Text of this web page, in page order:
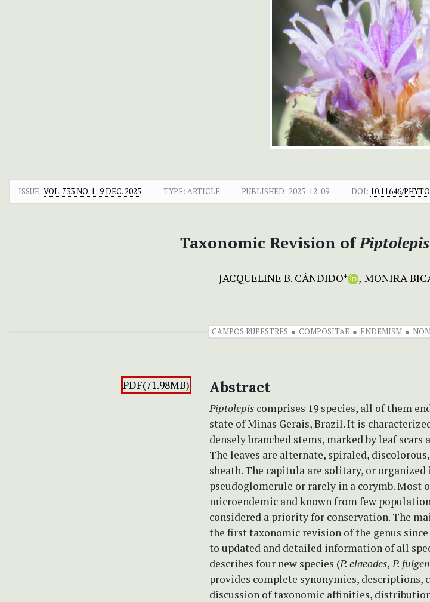
ISSUE: VOL. 733 NO. 1: 9 DEC. 2025 TYPE: ARTICLE PUBLISHED: 2025-12-09 DOI: 10.11646/
Taxonomic Revision ofPiptolepis
JACQUELINE B. CÂNDIDO+ MONIRA
CAMPOS RUPESTRES COMPOSITAE ENDEMISM
PDF(71.98MB) Abstract
Piptolepis comprises 19 species, all of them
state of Minas Gerais, Brazil. It is
densely branched stems, marked by leaf scars
The leaves are alternate, spiraled,
sheath. The capitula are solitary, or
pseudoglomerule or rarely in a corymb. Most
microendemic and known from few
considered a priority for conservation. The
the first taxonomic revision of the genus since
to updated and detailed information of all
describes four new species (P. elaeodes,P.
provides complete synonymies,
discussion of taxonomic affinities,